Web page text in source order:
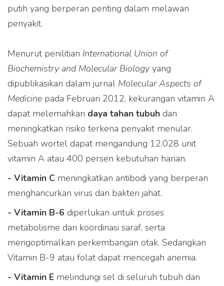
putih yang berperan penting dalam melawan
penyakit.
Menurut penilitian International Union of
Biochemistry and Molecular Biologyyang
dipublikasikan dalam jurnal Molecular Aspects of
Medicine pada Februari 2012, kekurangan vitamin A
dapat melemahkan daya tahan tubuh dan
meningkatkan risiko terkena penyakit menular.
Sebuah wortel dapat mengandung 12.028 unit
vitamin A atau 400 persen kebutuhan harian.
- Vitamin C meningkatkan antibodi yang berperan
menghancurkan virus dan bakteri jahat.
- Vitamin B-6 diperlukan untuk proses
metabolisme dan koordinasi saraf, serta
mengoptimalkan perkembangan otak. Sedangkan
Vitamin B-9 atau folat dapat mencegah anemia.
- Vitamin E melindungi sel di seluruh tubuh dan